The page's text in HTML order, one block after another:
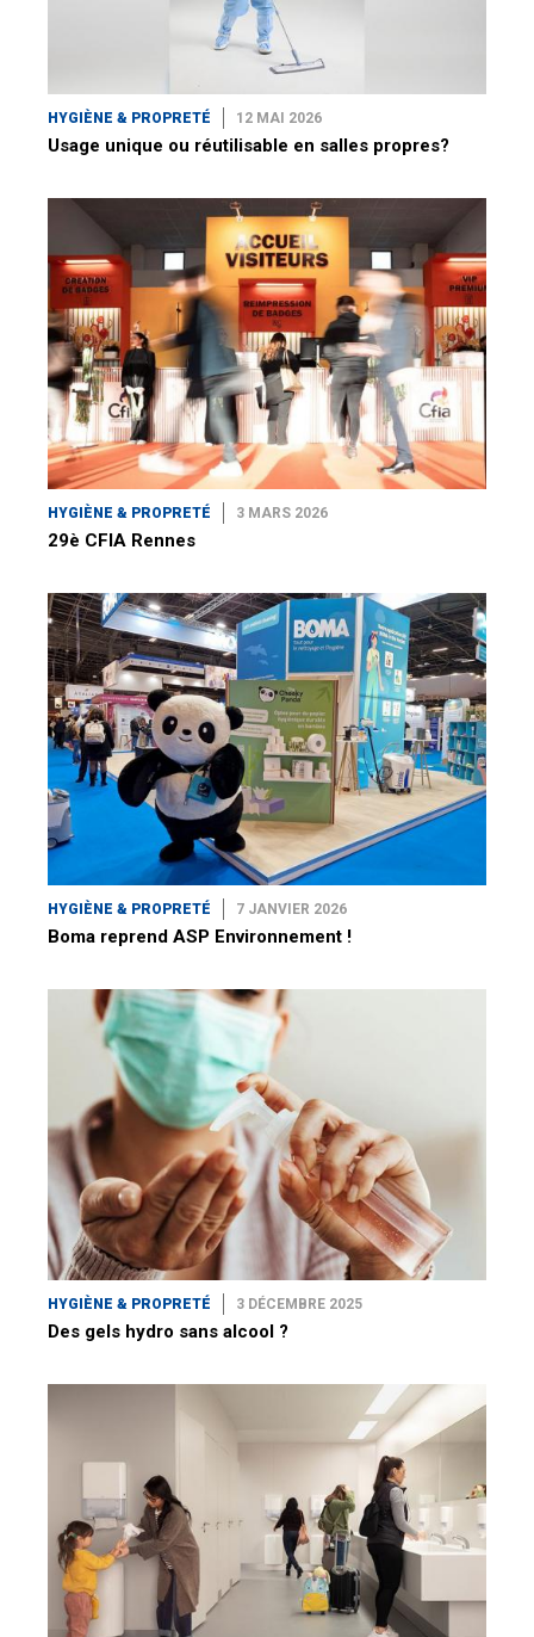
HYGIÈNE & PROPRETÉ 12 MAI 2026
Usage unique ou réutilisable en salles propres?
HYGIÈNE & PROPRETÉ 3 MARS 2026
29è CFIA Rennes
HYGIÈNE & PROPRETÉ 7 JANVIER 2026
Boma reprend ASP Environnement !
HYGIÈNE & PROPRETÉ 3 DÉCEMBRE 2025
Des gels hydro sans alcool ?